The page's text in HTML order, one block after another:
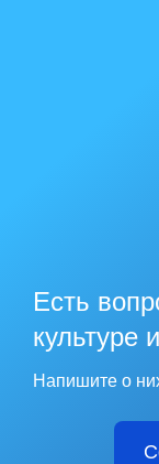
Есть
культуре
Напишите о